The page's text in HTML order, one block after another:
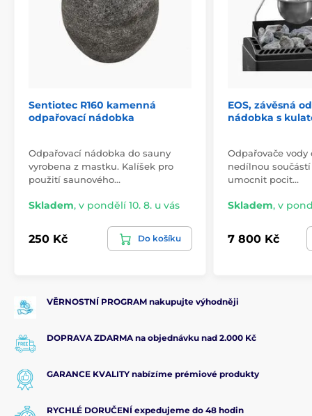
Sentiotec R160 kamenná
odpařovací nádobka
Odpařovací nádobka do sauny
vyrobena z mastku. Kalíšek pro
použití saunového…
Skladem, v pondělí 10. 8. u vás
250 Kč Do košíku
EOS, závěsná
nádobka s
Odpařovače
nedílnou
umocnit pocit…
Skladem, v
7 800 Kč
VĚRNOSTNÍ PROGRAM nakupujte výhodněji
DOPRAVA ZDARMA na objednávku nad 2.000 Kč
GARANCE KVALITY nabízíme prémiové produkty
RYCHLÉ DORUČENÍ expedujeme do 48 hodin